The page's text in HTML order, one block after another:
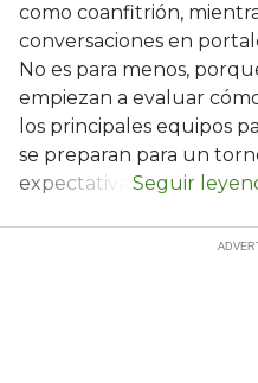
como coanfitrión,
conversaciones en
No es para menos,
empiezan a evaluar
los principales equipos
se preparan para un
expectativa.